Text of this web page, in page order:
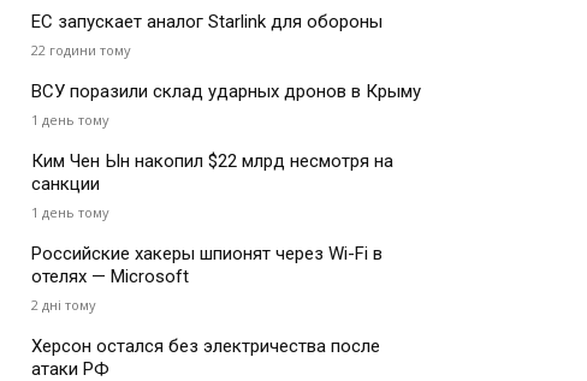
ЕС запускает аналог Starlink для обороны
22 години тому
ВСУ поразили склад ударных дронов в Крыму
1 день тому
Ким Чен Ын накопил $22 млрд несмотря на
санкции
1 день тому
Российские хакеры шпионят через Wi-Fi в
отелях — Microsoft
2 дні тому
Херсон остался без электричества после
атаки РФ